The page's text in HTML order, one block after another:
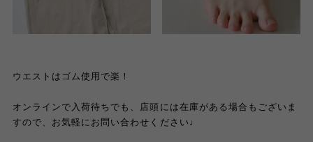
ウエストはゴム使用で楽！
オンラインで入荷待ちでも、店頭には在庫がある場合もございま
すので、お気軽にお問い合わせください♩